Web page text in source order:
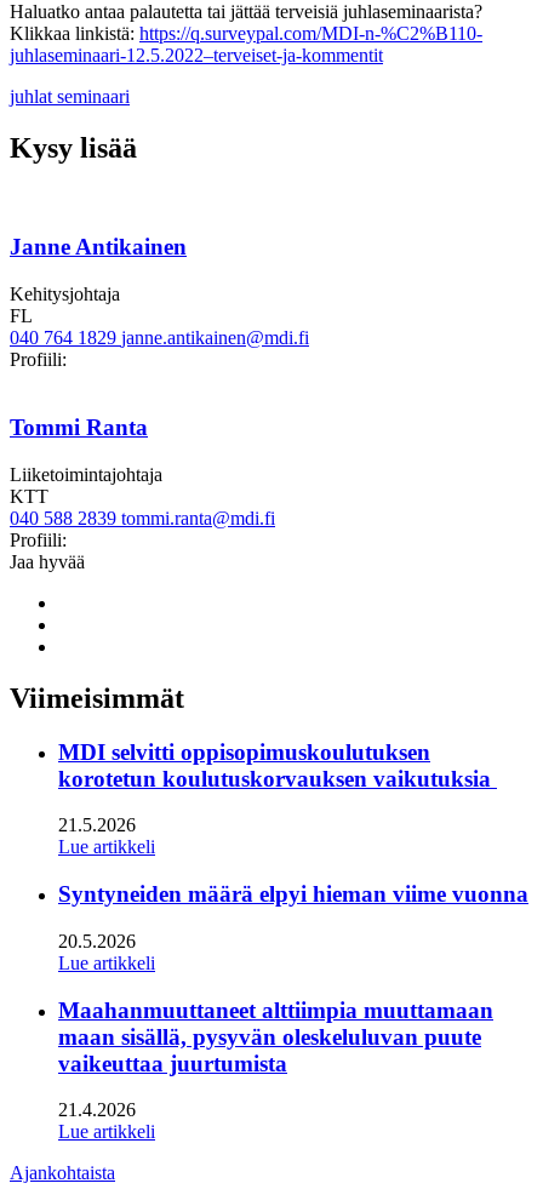
Haluatko antaa palautetta tai jättää terveisiä juhlaseminaarista?
Klikkaa linkistä: https://q.surveypal.com/MDI-n-%C2%B110-
juhlaseminaari-12.5.2022–terveiset-ja-kommentit
juhlat seminaari
Kysy lisää
Janne Antikainen
Kehitysjohtaja
FL
040 764 1829 janne.antikainen@mdi.fi
Profiili:
Tommi Ranta
Liiketoimintajohtaja
KTT
040 588 2839 tommi.ranta@mdi.fi
Profiili:
Jaa hyvää
twitter
Viimeisimmät
MDI selvitti oppisopimuskoulutuksen
korotetun koulutuskorvauksen vaikutuksia
21.5.2026
Lue artikkeli
Syntyneiden määrä elpyi hieman viime vuonna
20.5.2026
Lue artikkeli
Maahanmuuttaneet alttiimpia muuttamaan
maan sisällä, pysyvän oleskeluluvan puute
vaikeuttaa juurtumista
21.4.2026
Lue artikkeli
Ajankohtaista